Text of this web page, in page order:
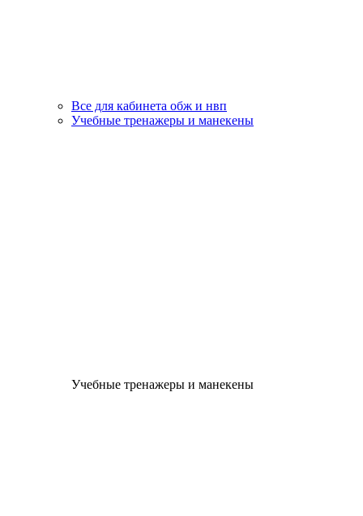
Все для кабинета обж и нвп
Учебные тренажеры и манекены
Учебные тренажеры и манекены